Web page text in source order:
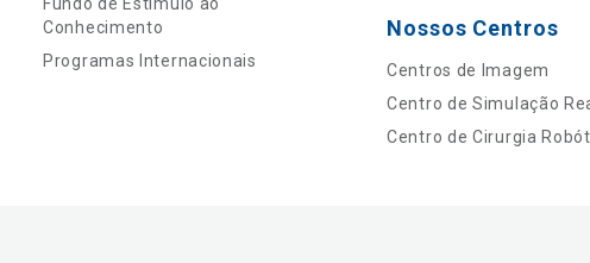
Conhecimento
Programas Internacionais
Nossos Centros
Centros de Imagem
Centro de Simulação
Centro de Cirurgia